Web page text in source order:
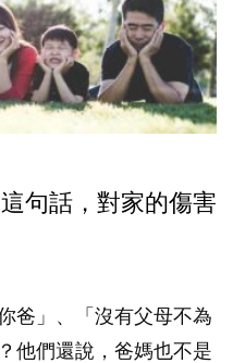
句話，對家的傷害
爸」、「沒有父母不為
他們還說，爸媽也不是